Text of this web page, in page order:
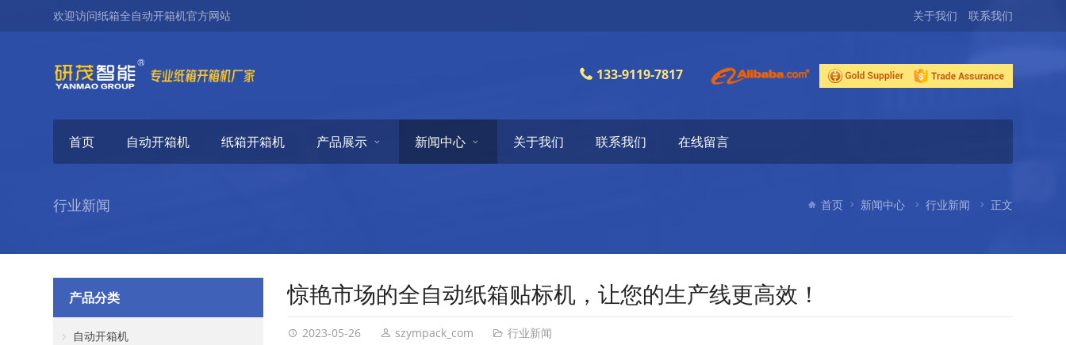
欢迎访问纸箱全自动开箱机官方网站 关于我们 联系我们
133-9119-7817
首页 自动开箱机 纸箱开箱机 产品展示 新闻中心 关于我们 联系我们 在线留言
行业新闻 首页 新闻中心 行业新闻 正文
惊艳市场的全自动纸箱贴标机，让您的生产线更高效！
2023-05-26 szympack_com 行业新闻
产品分类
自动开箱机